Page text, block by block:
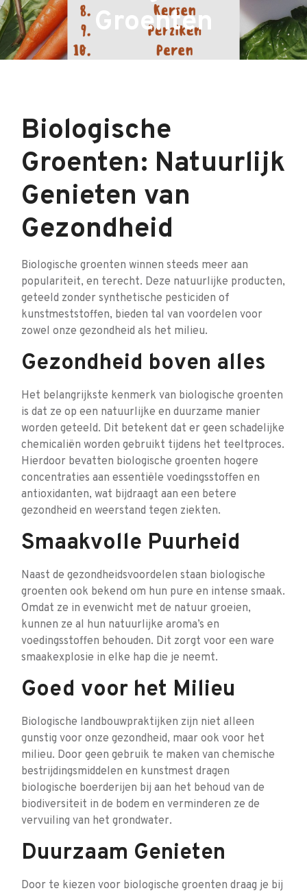
Groenten
Biologische
Groenten: Natuurlijk
Genieten van
Gezondheid
Biologische groenten winnen steeds meer aan
populariteit, en terecht. Deze natuurlijke producten,
geteeld zonder synthetische pesticiden of
kunstmeststoffen, bieden tal van voordelen voor
zowel onze gezondheid als het milieu.
Gezondheid boven alles
Het belangrijkste kenmerk van biologische groenten
is dat ze op een natuurlijke en duurzame manier
worden geteeld. Dit betekent dat er geen schadelijke
chemicaliën worden gebruikt tijdens het teeltproces.
Hierdoor bevatten biologische groenten hogere
concentraties aan essentiële voedingsstoffen en
antioxidanten, wat bijdraagt aan een betere
gezondheid en weerstand tegen ziekten.
Smaakvolle Puurheid
Naast de gezondheidsvoordelen staan biologische
groenten ook bekend om hun pure en intense smaak.
Omdat ze in evenwicht met de natuur groeien,
kunnen ze al hun natuurlijke aroma’s en
voedingsstoffen behouden. Dit zorgt voor een ware
smaakexplosie in elke hap die je neemt.
Goed voor het Milieu
Biologische landbouwpraktijken zijn niet alleen
gunstig voor onze gezondheid, maar ook voor het
milieu. Door geen gebruik te maken van chemische
bestrijdingsmiddelen en kunstmest dragen
biologische boerderijen bij aan het behoud van de
biodiversiteit in de bodem en verminderen ze de
vervuiling van het grondwater.
Duurzaam Genieten
Door te kiezen voor biologische groenten draag je bij